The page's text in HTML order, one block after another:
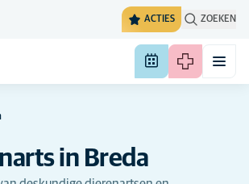
ACTIES ZOEKEN
in Breda